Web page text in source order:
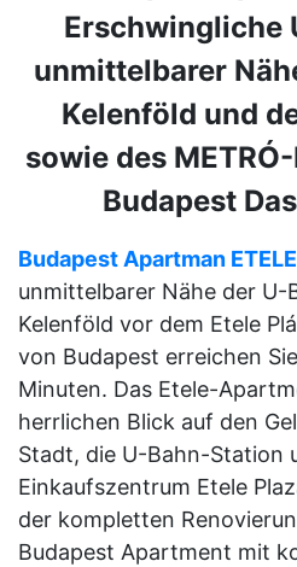
Erschwingliche
unmittelbarer
Kelenföld und
sowie des
Budapest
Budapest Apartman ETELE
unmittelbarer Nähe der U-
Kelenföld vor dem Etele
von Budapest erreichen
Minuten. Das Etele-
herrlichen Blick auf den
Stadt, die U-Bahn-Station
Einkaufszentrum Etele
der kompletten
Budapest Apartment mit